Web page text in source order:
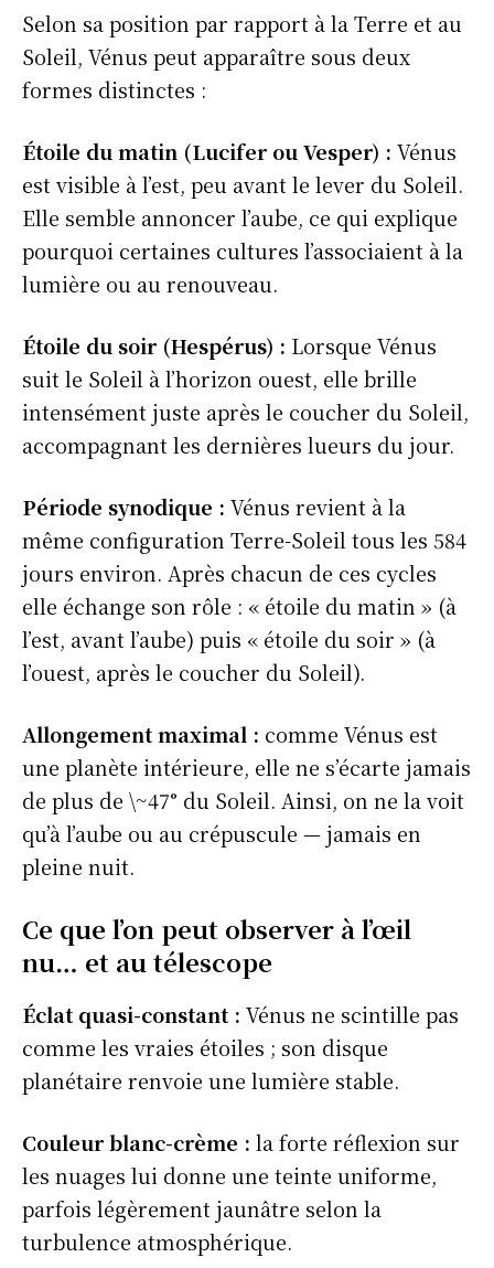
Selon sa position par rapport à la Terre et au
Soleil, Vénus peut apparaître sous deux
formes distinctes :
Étoile du matin (Lucifer ou Vesper) : Vénus
est visible à l’est, peu avant le lever du Soleil.
Elle semble annoncer l’aube, ce qui explique
pourquoi certaines cultures l’associaient à la
lumière ou au renouveau.
Étoile du soir (Hespérus) : Lorsque Vénus
suit le Soleil à l’horizon ouest, elle brille
intensément juste après le coucher du Soleil,
accompagnant les dernières lueurs du jour.
Période synodique : Vénus revient à la
même configuration Terre-Soleil tous les 584
jours environ. Après chacun de ces cycles
elle échange son rôle : « étoile du matin » (à
l’est, avant l’aube) puis « étoile du soir » (à
l’ouest, après le coucher du Soleil).
Allongement maximal : comme Vénus est
une planète intérieure, elle ne s’écarte jamais
de plus de \~47° du Soleil. Ainsi, on ne la voit
qu’à l’aube ou au crépuscule — jamais en
pleine nuit.
Ce que l’on peut observer à l’œil
nu… et au télescope
Éclat quasi-constant : Vénus ne scintille pas
comme les vraies étoiles ; son disque
planétaire renvoie une lumière stable.
Couleur blanc-crème : la forte réflexion sur
les nuages lui donne une teinte uniforme,
parfois légèrement jaunâtre selon la
turbulence atmosphérique.